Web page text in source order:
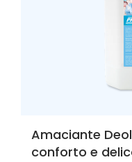
Amaciante
conforto e